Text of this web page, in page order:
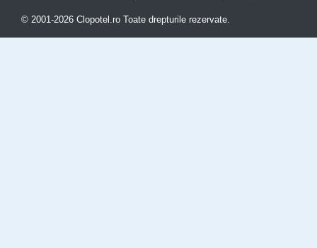
© 2001-2026 Clopotel.ro Toate drepturile rezervate.